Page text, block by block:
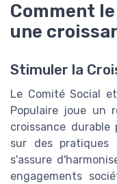
Comment
une
Stimuler la
Le Comité Social
Populaire joue un
croissance durable
sur des pratiques
s'assure
engagements